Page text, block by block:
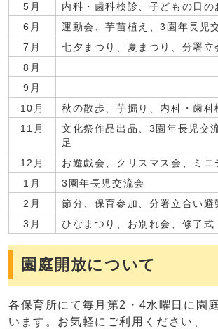
5月
内科・歯科検診、子どもの日の
6月
運動会、芋苗植え、3園年長児
7月
七夕まつり、夏まつり、分署立
8月
9月
10月
秋の散歩、芋掘り、内科・歯科
11月
文化祭作品出品、3園年長児交
足
12月
お遊戯会、クリスマス会、ミニ
1月
3園年長児交流会
2月
節分、保育参加、分署立合い避
3月
ひなまつり、お別れ会、修了式
園庭開放について
各保育所にて毎月第2・4水曜日に園
います。お気軽にご利用ください、